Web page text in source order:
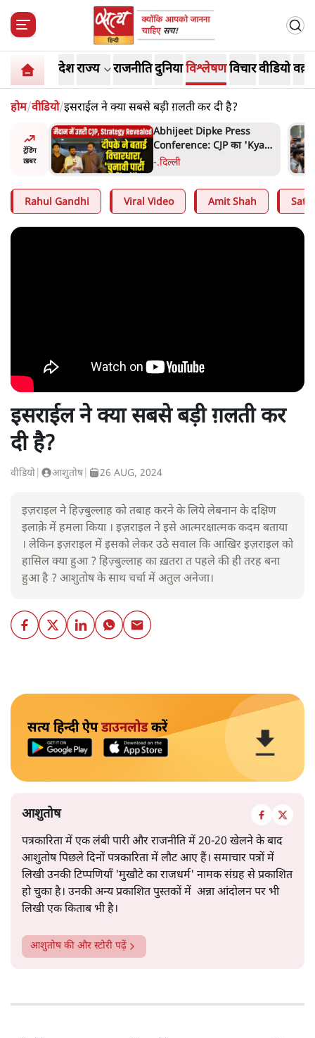
देशराज्य राजनीतिदुनियाविश्लेषणविचारवीडियो
होम/वीडियो/इसराईल ने क्या सबसे बड़ी ग़लती कर दी है?
ट्रेंडिंग
ख़बर
'Kya
चुनाव
राहुल गांधी के जेन ज़ी इवेंट 'छात्रों
की गूंज' को शर्तों के साथ मंज़ूरी
देना पड़ा
5 Min.
Rahul Gandhi Viral Video Amit Shah
इसराईल ने क्या सबसे बड़ी ग़लती कर
दी है?
वीडियो आशुतोष| 26 AUG, 2024
इज़राइल ने हिज़्बुल्लाह को तबाह करने के लिये लेबनान के दक्षिण
इलाक़े में हमला किया । इज़राइल ने इसे आत्मरक्षात्मक कदम बताया
। लेकिन इज़राइल में इसको लेकर उठे सवाल कि आखिर इज़राइल को
हासिल क्या हुआ ? हिज़्बुल्लाह का ख़तरा त पहले की ही तरह बना
हुआ है ? आशुतोष के साथ चर्चा में अतुल अनेजा।
सत्य हिन्दी ऐपडाउनलोडकरें
आशुतोष
पत्रकारिता में एक लंबी पारी और राजनीति में 20-20 खेलने के बाद
आशुतोष पिछले दिनों पत्रकारिता में लौट आए हैं। समाचार पत्रों में
लिखी उनकी टिप्पणियाँ 'मुखौटे का राजधर्म' नामक संग्रह से प्रकाशित
हो चुका है। उनकी अन्य प्रकाशित पुस्तकों में अन्ना आंदोलन पर भी
लिखी एक किताब भी है।
आशुतोषकी और स्टोरी पढ़ें